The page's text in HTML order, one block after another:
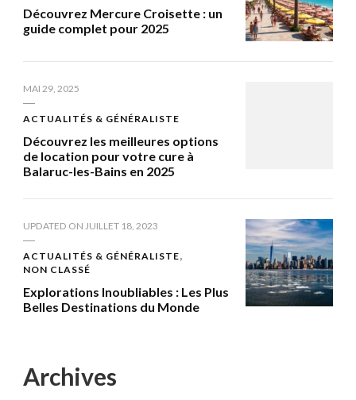
Découvrez Mercure Croisette : un
guide complet pour 2025
MAI 29, 2025
ACTUALITÉS & GÉNÉRALISTE
Découvrez les meilleures options
de location pour votre cure à
Balaruc-les-Bains en 2025
UPDATED ON JUILLET 18, 2023
ACTUALITÉS & GÉNÉRALISTE
NON CLASSÉ
Explorations Inoubliables : Les Plus
Belles Destinations du Monde
Archives